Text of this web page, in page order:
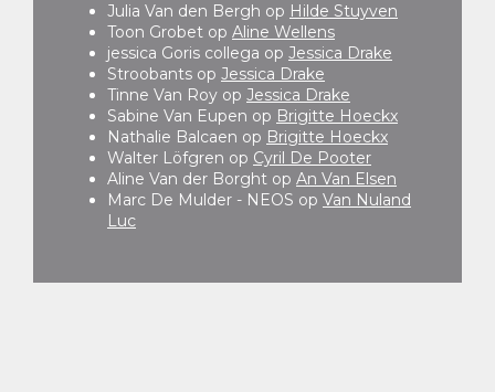
Julia Van den Bergh op Hilde Stuyven
Toon Grobet op Aline Wellens
jessica Goris collega op Jessica Drake
Stroobants op Jessica Drake
Tinne Van Roy op Jessica Drake
Sabine Van Eupen op Brigitte Hoeckx
Nathalie Balcaen op Brigitte Hoeckx
Walter Löfgren op Cyril De Pooter
Aline Van der Borght op An Van Elsen
Marc De Mulder - NEOS op Van Nuland
Luc